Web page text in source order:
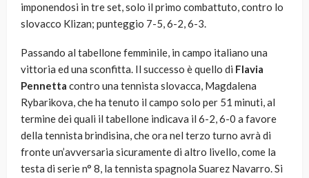
imponendosi in tre set, solo il primo combattuto, contro lo
slovacco Klizan; punteggio 7-5, 6-2, 6-3.
Passando al tabellone femminile, in campo italiano una
vittoria ed una sconfitta. Il successo è quello di Flavia
Pennetta contro una tennista slovacca, Magdalena
Rybarikova, che ha tenuto il campo solo per 51 minuti, al
termine dei quali il tabellone indicava il 6-2, 6-0 a favore
della tennista brindisina, che ora nel terzo turno avrà di
fronte un’avversaria sicuramente di altro livello, come la
testa di serie n° 8, la tennista spagnola Suarez Navarro. Si